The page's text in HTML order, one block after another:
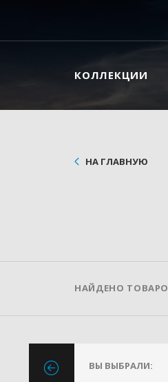
КОЛЛЕКЦИИ
НА ГЛАВНУЮ
НАЙДЕНО
ВЫ ВЫБРАЛИ: